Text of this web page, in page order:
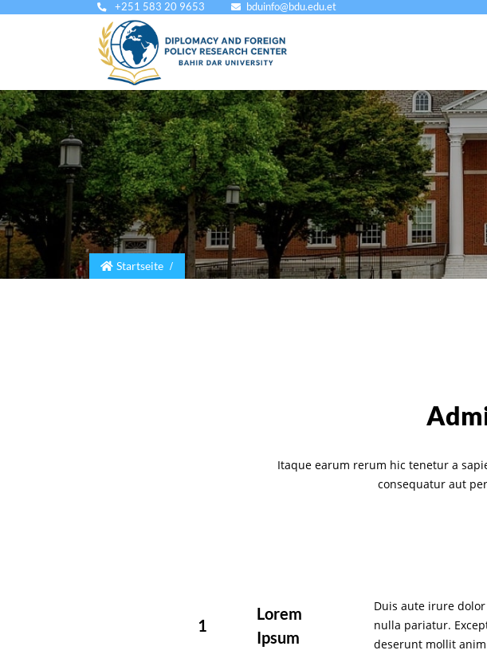
+251 583 20 9653 bduinfo@bdu.edu.et
Startseite
Itaque earum rerum hic tenetur a
consequatur aut
1
Lorem
Ipsum
Duis aute irure
nulla pariatur.
deserunt mollit